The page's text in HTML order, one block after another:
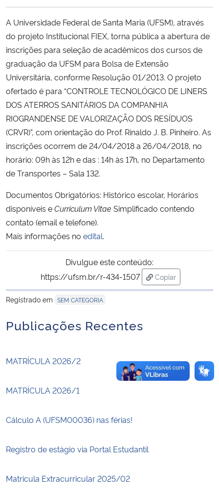
Ministério da Cidadania
Ministério da Saúde
Ministério de Minas e Energia
Ministério da Ciência, Tecnologia, Inovações e Comunicações
Ministério do Turismo
Ministério do Desenvolvimento Regional
Ministério da Mulher, da Família e dos Direitos Humanos
Secretaria-Geral
Gabinete de Segurança Institucional
Advocacia-Geral da União
A Universidade Federal de Santa Maria (UFSM), através
do projeto Institucional FIEX, torna pública a abertura de
inscrições para seleção de acadêmicos dos cursos de
graduação da UFSM para Bolsa de Extensão
Universitária, conforme Resolução 01/2013. O projeto
ofertado é para “CONTROLE TECNOLÓGICO DE LINERS
DOS ATERROS SANITÁRIOS DA COMPANHIA
RIOGRANDENSE DE VALORIZAÇÃO DOS RESÍDUOS
(CRVR)”, com orientação do Prof. Rinaldo J. B. Pinheiro. As
inscrições ocorrem de 24/04/2018 a 26/04/2018, no
horário: 09h às 12h e das : 14h às 17h, no Departamento
de Transportes – Sala 132.
Documentos Obrigatórios: Histórico escolar, Horários
disponíveis eCurriculum Vitae Simplificado contendo
contato (email e telefone).
Mais informações no edital.
Divulgue este conteúdo:
https://ufsm.br/r-434-1507
Copiar
para área de
Registrado em SEM CATEGORIA
Publicações Recentes
MATRÍCULA 2026/2
MATRÍCULA 2026/1
Cálculo A (UFSM00036) nas férias!
Registro de estágio via Portal Estudantil
Matricula Extracurricular 2025/02